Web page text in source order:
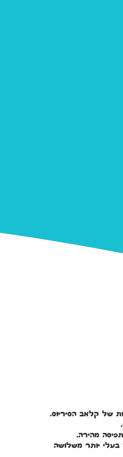
של קלאב הסיריוס.
מהירה.
בעלי יותר משלושה